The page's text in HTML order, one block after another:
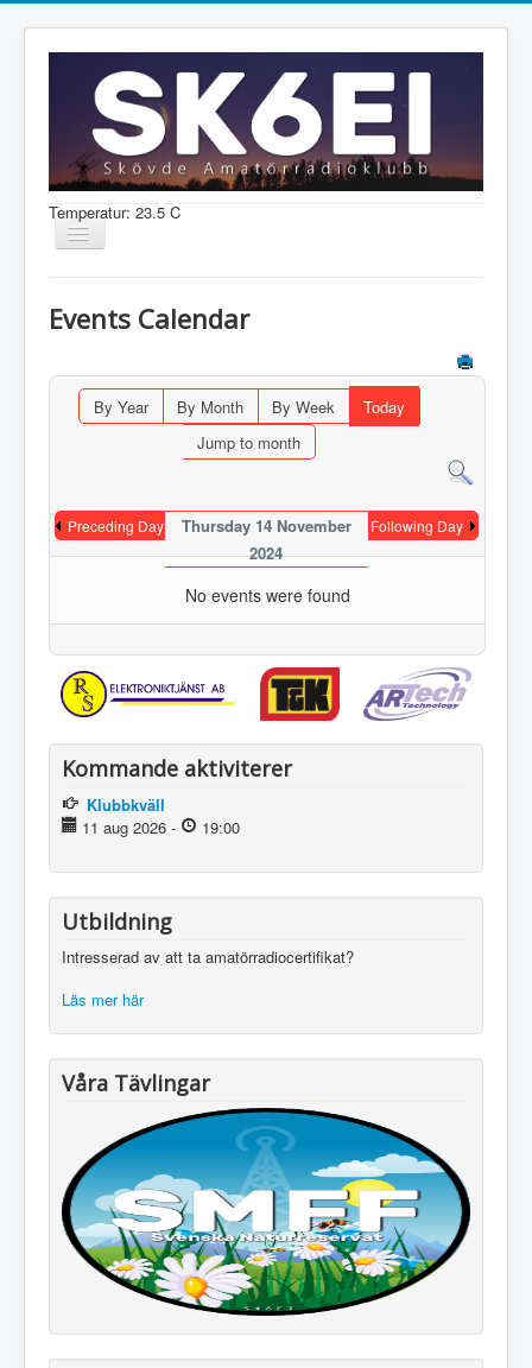
Temperatur: 23.5 C
Visa/dölj
Information
Aktiviteter
Medlem
Events Calendar
By Year By Month By Week
Today
Jump to month
Preceding Day
Thursday 14 November
2024
Following Day
No events were found
Kommande aktiviterer
Klubbkväll
11 aug 2026 - 19:00
Utbildning
Intresserad av att ta amatörradiocertifikat?
Läs mer här
Våra Tävlingar